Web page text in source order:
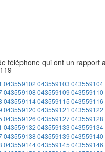
téléphone qui ont un rapport
043559102 043559103 043559104
043559108 043559109 043559110
043559114043559115 043559116
043559120 043559121 043559122
043559126 043559127043559128
043559132 043559133 043559134
043559138 043559139 043559140
043559144043559145 043559146